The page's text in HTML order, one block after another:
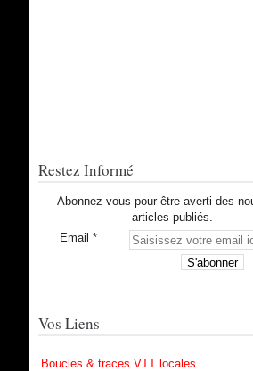
Restez Informé
Abonnez-vous pour être averti des
articles publiés.
Email
Vos Liens
Boucles & traces VTT locales